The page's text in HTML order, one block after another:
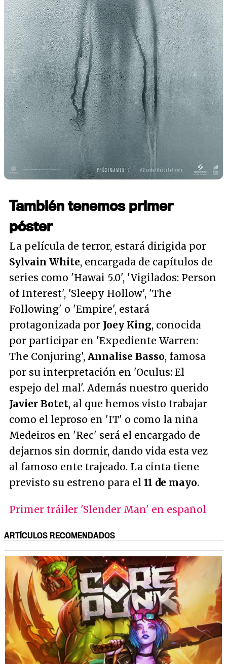
También tenemos primer
póster
La película de terror, estará dirigida por
Sylvain White, encargada de capítulos de
series como 'Hawai 5.0', 'Vigilados: Person
of Interest', 'Sleepy Hollow', 'The
Following' o 'Empire', estará
protagonizada por Joey King, conocida
por participar en 'Expediente Warren:
The Conjuring', Annalise Basso, famosa
por su interpretación en 'Oculus: El
espejo del mal'. Además nuestro querido
Javier Botet, al que hemos visto trabajar
como el leproso en 'IT' o como la niña
Medeiros en 'Rec' será el encargado de
dejarnos sin dormir, dando vida esta vez
al famoso ente trajeado. La cinta tiene
previsto su estreno para el 11 de mayo.
Primer tráiler 'Slender Man' en español
ARTÍCULOS RECOMENDADOS